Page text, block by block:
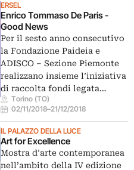
ERSEL
Enrico Tommaso De Paris -
Good News
Per il sesto anno consecutivo
la Fondazione Paideia e
ADISCO – Sezione Piemonte
realizzano insieme l’iniziativa
di raccolta fondi legata…
Torino (TO)
02/11/2018–21/12/2018
IL PALAZZO DELLA LUCE
Art for Excellence
Mostra d’arte contemporanea
nell’ambito della IV edizione